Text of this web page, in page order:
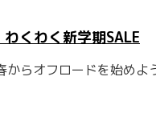
くわく新学期SALE
らオフロードを始め